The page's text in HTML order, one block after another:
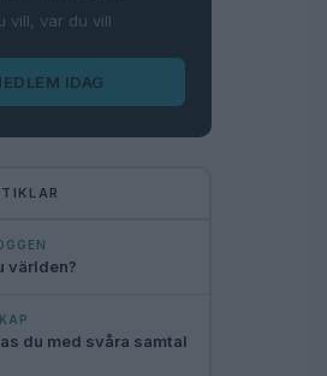
vill, var du vill
IDAG
världen?
du med svåra samtal